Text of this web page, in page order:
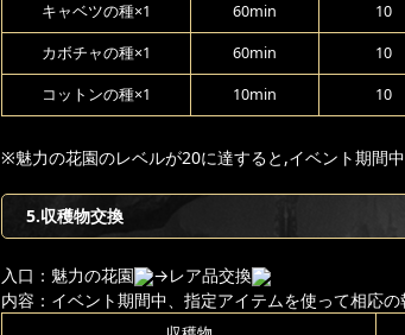
キャベツの種×1 60min 10
カボチャの種×1 60min 10
コットンの種×1 10min 10
※魅力の花園のレベルが20に達すると,イベント期間
5.収穫物交換
入口：魅力の花園
→レア品交換
内容：イベント期間中、指定アイテムを使って相応の